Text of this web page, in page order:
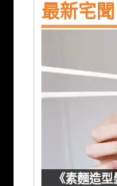
最新宅聞
《素麵造